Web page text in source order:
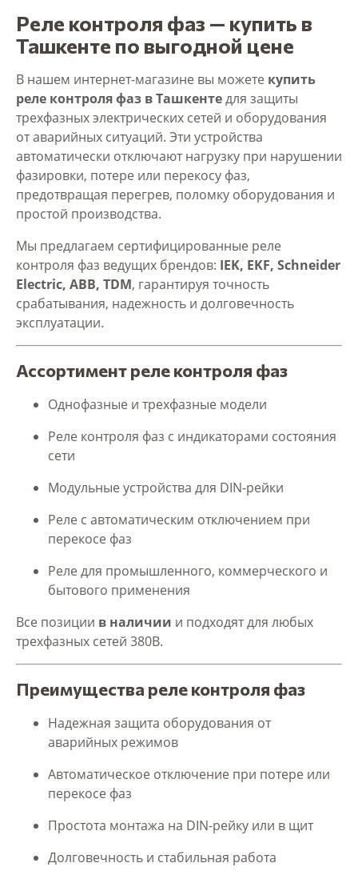
Реле контроля фаз — купить в
Ташкенте по выгодной цене
В нашем интернет-магазине вы можете купить
реле контроля фаз в Ташкентедля защиты
трехфазных электрических сетей и оборудования
от аварийных ситуаций. Эти устройства
автоматически отключают нагрузку при нарушении
фазировки, потере или перекосу фаз,
предотвращая перегрев, поломку оборудования и
простой производства.
Мы предлагаем сертифицированные реле
контроля фаз ведущих брендов: IEK, EKF, Schneider
Electric, ABB, TDM, гарантируя точность
срабатывания, надежность и долговечность
эксплуатации.
Ассортимент реле контроля фаз
Однофазные и трехфазные модели
Реле контроля фаз с индикаторами состояния
сети
Модульные устройства для DIN-рейки
Реле с автоматическим отключением при
перекосе фаз
Реле для промышленного, коммерческого и
бытового применения
Все позиции в наличии и подходят для любых
трехфазных сетей 380В.
Преимущества реле контроля фаз
Надежная защита оборудования от
аварийных режимов
Автоматическое отключение при потере или
перекосе фаз
Простота монтажа на DIN-рейку или в щит
Долговечность и стабильная работа